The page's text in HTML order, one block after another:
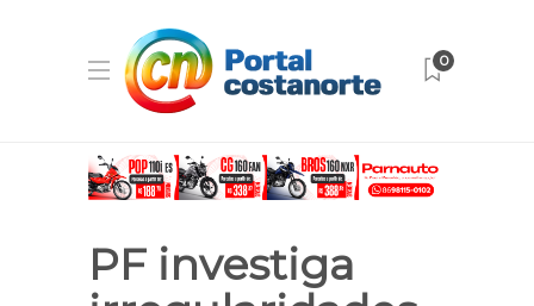
0
PF investiga